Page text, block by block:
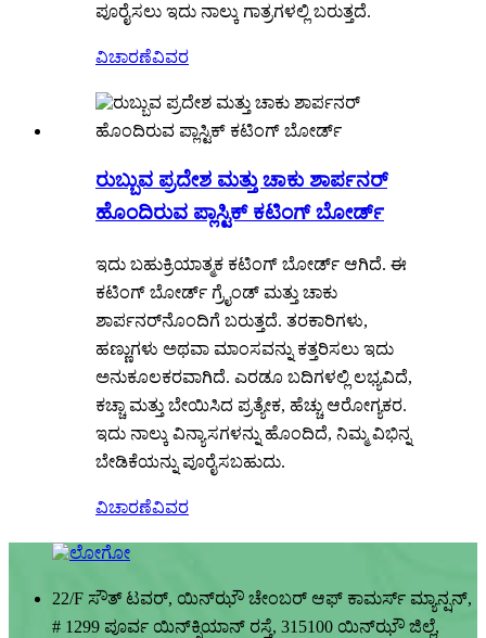
ಪೂರೈಸಲು ಇದು ನಾಲ್ಕು ಗಾತ್ರಗಳಲ್ಲಿ ಬರುತ್ತದೆ.
ವಿಚಾರಣೆವಿವರ
ರುಬ್ಬುವ ಪ್ರದೇಶ ಮತ್ತು ಚಾಕು ಶಾರ್ಪನರ್
ಹೊಂದಿರುವ ಪ್ಲಾಸ್ಟಿಕ್ ಕಟಿಂಗ್ ಬೋರ್ಡ್
ಇದು ಬಹುಕ್ರಿಯಾತ್ಮಕ ಕಟಿಂಗ್ ಬೋರ್ಡ್ ಆಗಿದೆ. ಈ
ಕಟಿಂಗ್ ಬೋರ್ಡ್ ಗ್ರೈಂಡ್ ಮತ್ತು ಚಾಕು
ಶಾರ್ಪನರ್‌ನೊಂದಿಗೆ ಬರುತ್ತದೆ. ತರಕಾರಿಗಳು,
ಹಣ್ಣುಗಳು ಅಥವಾ ಮಾಂಸವನ್ನು ಕತ್ತರಿಸಲು ಇದು
ಅನುಕೂಲಕರವಾಗಿದೆ. ಎರಡೂ ಬದಿಗಳಲ್ಲಿ ಲಭ್ಯವಿದೆ,
ಕಚ್ಚಾ ಮತ್ತು ಬೇಯಿಸಿದ ಪ್ರತ್ಯೇಕ, ಹೆಚ್ಚು ಆರೋಗ್ಯಕರ.
ಇದು ನಾಲ್ಕು ವಿನ್ಯಾಸಗಳನ್ನು ಹೊಂದಿದೆ, ನಿಮ್ಮ ವಿಭಿನ್ನ
ಬೇಡಿಕೆಯನ್ನು ಪೂರೈಸಬಹುದು.
ವಿಚಾರಣೆವಿವರ
22/F ಸೌತ್ ಟವರ್, ಯಿನ್‌ಝೌ ಚೇಂಬರ್ ಆಫ್ ಕಾಮರ್ಸ್ ಮ್ಯಾನ್ಷನ್,
# 1299 ಪೂರ್ವ ಯಿನ್‌ಕ್ಸಿಯಾನ್ ರಸ್ತೆ, 315100 ಯಿನ್‌ಝೌ ಜಿಲ್ಲೆ,